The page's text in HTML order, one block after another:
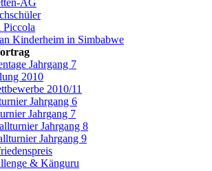
AG
Piccola
Kinderheim in Simbabwe
Jahrgang 7
2010
2010/11
Jahrgang 6
Jahrgang 7
Jahrgang 8
Jahrgang 9
& Känguru